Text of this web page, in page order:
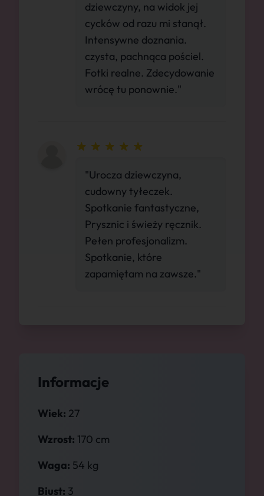
Informacje
Wiek: 27
Wzrost: 170 cm
Waga: 54 kg
Biust: 3
dziewczyny, na widok jej
cycków od razu mi stanął.
Intensywne doznania.
czysta, pachnąca pościel.
Fotki realne. Zdecydowanie
wrócę tu ponownie."
"Urocza dziewczyna,
cudowny tyłeczek.
Spotkanie fantastyczne,
Prysznic i świeży ręcznik.
Pełen profesjonalizm.
Spotkanie, które
zapamiętam na zawsze."